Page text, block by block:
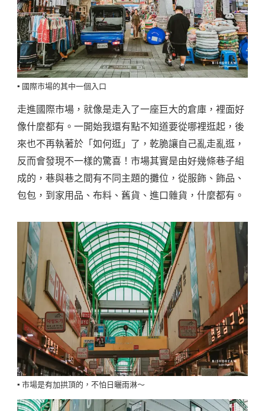
▪️ 國際市場的其中一個入口
走進國際市場，就像是走入了一座巨大的倉庫，裡面好
像什麼都有。一開始我還有點不知道要從哪裡逛起，後
來也不再執著於「如何逛」了，乾脆讓自己亂走亂逛，
反而會發現不一樣的驚喜！市場其實是由好幾條巷子組
成的，巷與巷之間有不同主題的攤位，從服飾、飾品、
包包，到家用品、布料、舊貨、進口雜貨，什麼都有。
▪️ 市場是有加拱頂的，不怕日曬雨淋～